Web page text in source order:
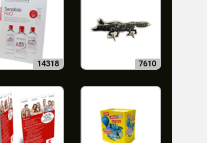
14318 7610